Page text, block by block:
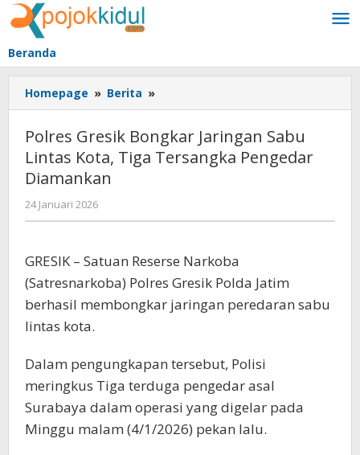
Lewati
ke
konten
Beranda
Homepage » Berita »
Gresik
Jaringan
Sabu
Tersangka
Diamankan
Polres Gresik Bongkar Jaringan Sabu
Lintas Kota, Tiga Tersangka Pengedar
Diamankan
24 Januari 2026
BangAdmin
GRESIK – Satuan Reserse Narkoba
(Satresnarkoba) Polres Gresik Polda Jatim
berhasil membongkar jaringan peredaran sabu
lintas kota.
Dalam pengungkapan tersebut, Polisi
meringkus Tiga terduga pengedar asal
Surabaya dalam operasi yang digelar pada
Minggu malam (4/1/2026) pekan lalu.